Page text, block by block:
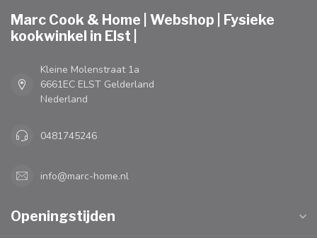
Marc Cook & Home | Webshop | Fysieke
kookwinkel in Elst |
Kleine Molenstraat 1a
6661EC ELST Gelderland
Nederland
0481745246
info@marc-home.nl
Openingstijden